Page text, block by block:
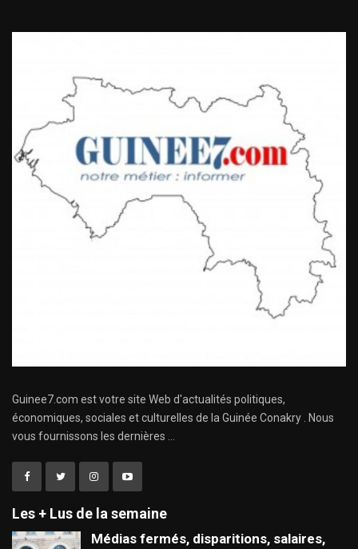
Guinee7.com est votre site Web d'actualités politiques,
économiques, sociales et culturelles de la Guinée Conakry . Nous
vous fournissons les dernières ...
Les + Lus de la semaine
Médias fermés, disparitions, salaires,